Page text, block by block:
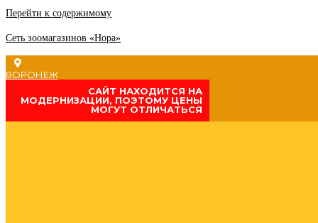
Перейти к содержимому
Сеть зоомагазинов «Нора»
ВОРОНЕЖ
CАЙТ НАХОДИТСЯ НА
МОДЕРНИЗАЦИИ, ПОЭТОМУ ЦЕНЫ
МОГУТ ОТЛИЧАТЬСЯ